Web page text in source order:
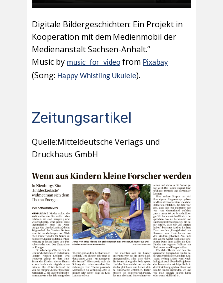
Digitale Bildergeschichten: Ein Projekt in
Kooperation mit dem Medienmobil der
Medienanstalt Sachsen-Anhalt.“
Music by music_for_video from Pixabay
(Song: Happy Whistling Ukulele).
Zeitungsartikel
Quelle:Mitteldeutsche Verlags und
Druckhaus GmbH